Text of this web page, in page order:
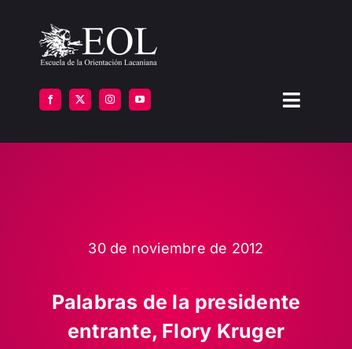
contenido
Toggle
ATENCIÓN
30 de noviembre de 2012
Palabras de la presidente
entrante, Flory Kruger